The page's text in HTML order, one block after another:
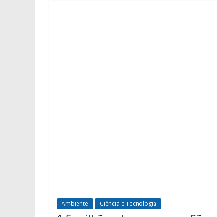
Ambiente Ciência e Tecnologia